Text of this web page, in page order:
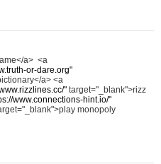
a> <a
or-dare.org"
a> <a
" target="_blank">rizz
www.connections-hint.io/"
monopoly